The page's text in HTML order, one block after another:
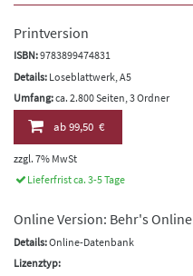
Printversion
ISBN:9783899474831
Details: Loseblattwerk, A5
Umfang:ca. 2.800 Seiten, 3 Ordner
ab99,50 €
zzgl. 7% MwSt
Lieferfrist ca. 3-5 Tage
Online Version: Behr's Online
Details:Online-Datenbank
Lizenztyp: